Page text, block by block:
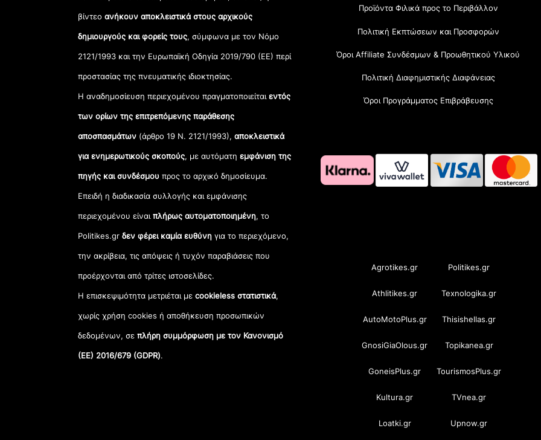
βίντεοανήκουν αποκλειστικά στους αρχικούς
δημιουργούς και φορείς τους, σύμφωνα με τον Νόμο
2121/1993 και την Ευρωπαϊκή Οδηγία 2019/790 (ΕΕ) περί
προστασίας της πνευματικής ιδιοκτησίας.
Η αναδημοσίευση περιεχομένου πραγματοποιείταιεντός
των ορίων της επιτρεπόμενης παράθεσης
αποσπασμάτων (άρθρο 19 Ν. 2121/1993), αποκλειστικά
για ενημερωτικούς σκοπούς, με αυτόματηεμφάνιση της
πηγής και συνδέσμου προς το αρχικό δημοσίευμα.
Επειδή η διαδικασία συλλογής και εμφάνισης
περιεχομένου είναιπλήρως αυτοματοποιημένη, το
Politikes.grδεν φέρει καμία ευθύνη για το περιεχόμενο,
την ακρίβεια, τις απόψεις ή τυχόν παραβιάσεις που
προέρχονται από τρίτες ιστοσελίδες.
Η επισκεψιμότητα μετριέται μεcookieless στατιστικά,
χωρίς χρήση cookies ή αποθήκευση προσωπικών
δεδομένων, σεπλήρη συμμόρφωση με τον Κανονισμό
(ΕΕ) 2016/679 (GDPR).
Προϊόντα Φιλικά προς το Περιβάλλον
Πολιτική Εκπτώσεων και Προσφορών
Όροι Affiliate Συνδέσμων & Προωθητικού Υλικού
Πολιτική Διαφημιστικής Διαφάνειας
Όροι Προγράμματος Επιβράβευσης
Agrotikes.gr Politikes.gr
Athlitikes.gr Texnologika.gr
AutoMotoPlus.gr Thisishellas.gr
GnosiGiaOlous.gr Topikanea.gr
GoneisPlus.gr TourismosPlus.gr
Kultura.gr TVnea.gr
Loatki.gr Upnow.gr